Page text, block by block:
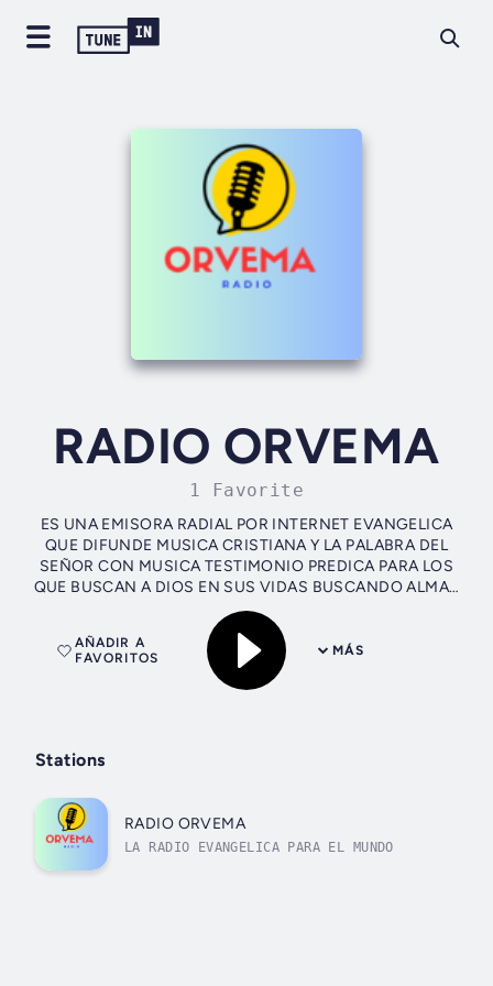
RADIO ORVEMA
1 Favorite
ES UNA EMISORA RADIAL POR INTERNET EVANGELICA
QUE DIFUNDE MUSICA CRISTIANA Y LA PALABRA DEL
SEÑOR CON MUSICA TESTIMONIO PREDICA PARA LOS
QUE BUSCAN A DIOS EN SUS VIDAS BUSCANDO ALMAS
PARA CRISTO EL REY DE REYES Y SEÑOR DE SEÑORES
AMEN AMEN Y AMEN
MÁS
AÑADIR A
FAVORITOS
Stations
RADIO ORVEMA
LA RADIO EVANGELICA PARA EL MUNDO